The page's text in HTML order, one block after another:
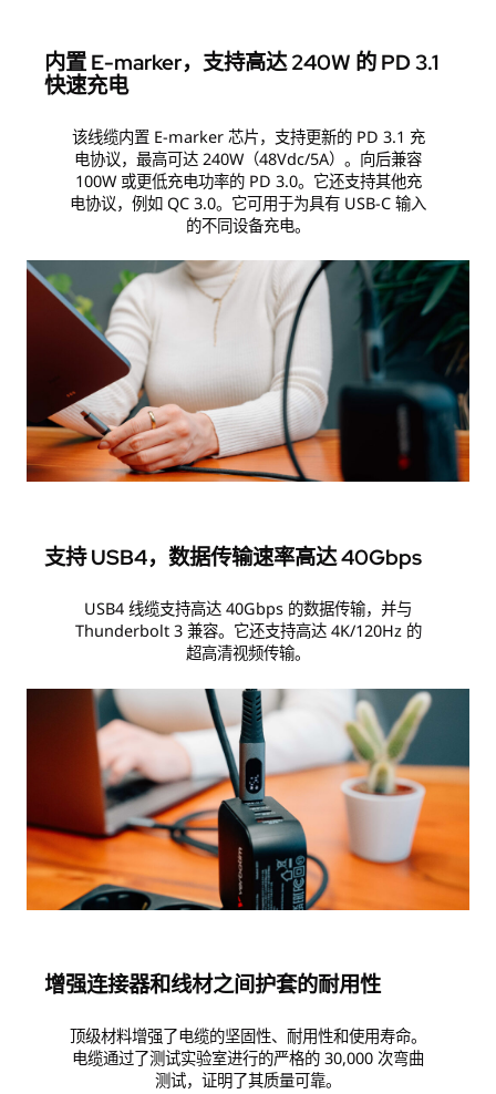
内置 E-marker，支持高达 240W 的 PD 3.1
快速充电
该线缆内置 E-marker 芯片，支持更新的 PD 3.1 充
电协议，最高可达 240W（48Vdc/5A）。向后兼容
100W 或更低充电功率的 PD 3.0。它还支持其他充
电协议，例如 QC 3.0。它可用于为具有 USB-C 输入
的不同设备充电。
支持 USB4，数据传输速率高达 40Gbps
USB4 线缆支持高达 40Gbps 的数据传输，并与
Thunderbolt 3 兼容。它还支持高达 4K/120Hz 的
超高清视频传输。
增强连接器和线材之间护套的耐用性
顶级材料增强了电缆的坚固性、耐用性和使用寿命。
电缆通过了测试实验室进行的严格的 30,000 次弯曲
测试，证明了其质量可靠。